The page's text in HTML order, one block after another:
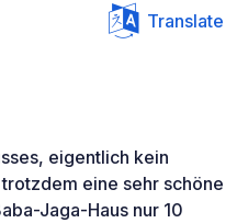
Translate
eigentlich kein
eine sehr schöne
Jaga-Haus nur 10